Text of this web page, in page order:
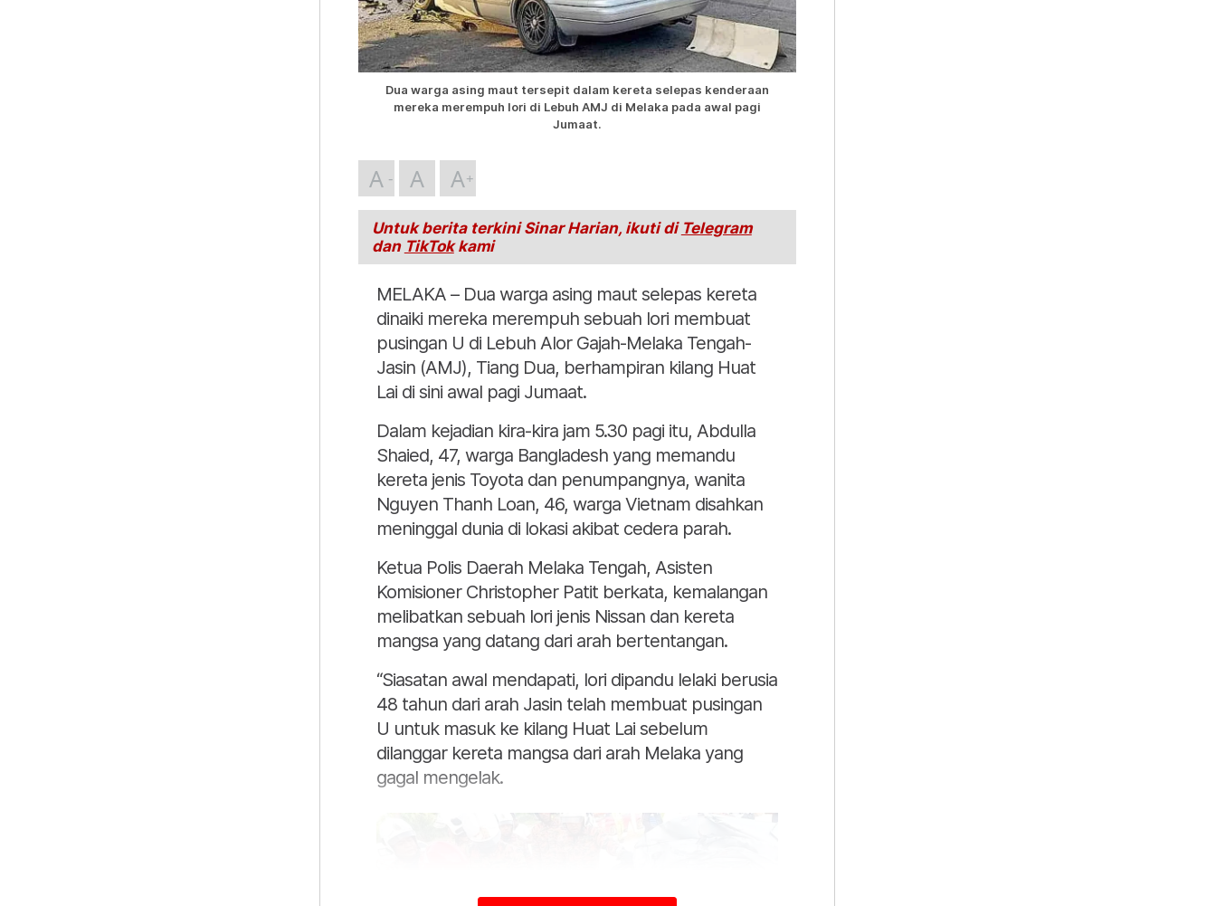
Dua warga asing maut tersepit dalam kereta selepas kenderaan
mereka merempuh lori di Lebuh AMJ di Melaka pada awal pagi
Jumaat.
A A A
Untuk berita terkini Sinar Harian, ikuti di Telegram
dan TikTokkami
MELAKA – Dua warga asing maut selepas kereta
dinaiki mereka merempuh sebuah lori membuat
pusingan U di Lebuh Alor Gajah-Melaka Tengah-
Jasin (AMJ), Tiang Dua, berhampiran kilang Huat
Lai di sini awal pagi Jumaat.
Dalam kejadian kira-kira jam 5.30 pagi itu, Abdulla
Shaied, 47, warga Bangladesh yang memandu
kereta jenis Toyota dan penumpangnya, wanita
Nguyen Thanh Loan, 46, warga Vietnam disahkan
meninggal dunia di lokasi akibat cedera parah.
Ketua Polis Daerah Melaka Tengah, Asisten
Komisioner Christopher Patit berkata, kemalangan
melibatkan sebuah lori jenis Nissan dan kereta
mangsa yang datang dari arah bertentangan.
“Siasatan awal mendapati, lori dipandu lelaki berusia
48 tahun dari arah Jasin telah membuat pusingan
U untuk masuk ke kilang Huat Lai sebelum
dilanggar kereta mangsa dari arah Melaka yang
gagal mengelak.